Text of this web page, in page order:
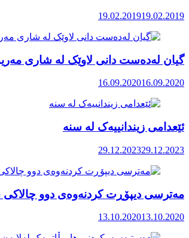
19.02.201919.02.2019
گیان لەدەست دانی لاوێک لە شاری
16.09.202016.09.2020
ئێعدامی زیندانییەک لە سنە
29.12.202329.12.2023
مەترسی دیپۆڕت کردنەوەی دوو چالاکی
13.10.202013.10.2020